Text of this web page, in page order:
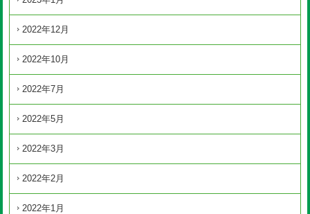
2022年12月
2022年10月
2022年7月
2022年5月
2022年3月
2022年2月
2022年1月